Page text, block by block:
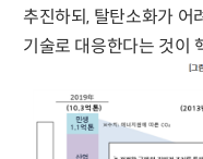
추진하되, 탈탄소화가 어
기술로 대응한다는 것이